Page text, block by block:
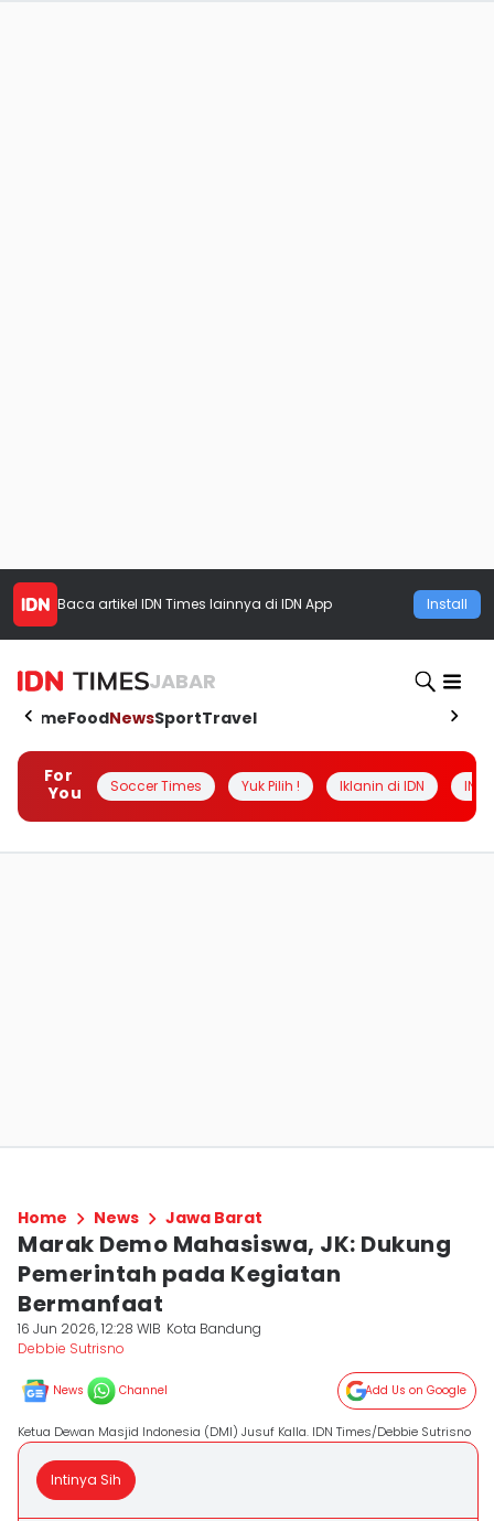
Baca artikel IDN Times lainnya di IDN App Install
JABAR
HomeFoodNewsSportTravel
For
You
Soccer Times Yuk Pilih ! Iklanin di IDN
Home News Jawa Barat
Marak Demo Mahasiswa, JK: Dukung
Pemerintah pada Kegiatan
Bermanfaat
16 Jun 2026, 12:28 WIB Kota Bandung
Debbie Sutrisno
News Channel Add Us on Google
Ketua Dewan Masjid Indonesia (DMI) Jusuf Kalla. IDN Times/Debbie Sutrisno
Intinya Sih